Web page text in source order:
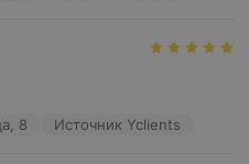
8 Источник Yclients